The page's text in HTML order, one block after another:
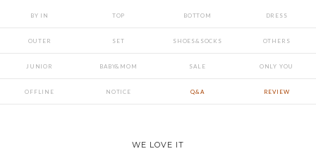
BY IN TOP BOTTOM DRESS
OUTER SET SHOES&SOCKS OTHERS
JUNIOR BABY&MOM SALE ONLY YOU
OFFLINE NOTICE Q&A REVIEW
WE LOVE IT